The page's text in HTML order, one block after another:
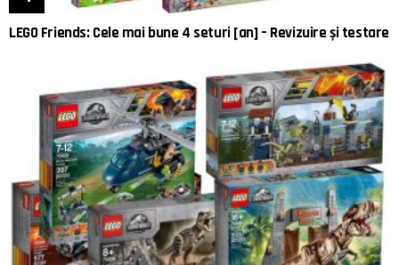
LEGO Friends: Cele mai bune 4 seturi [an] – Revizuire și testare